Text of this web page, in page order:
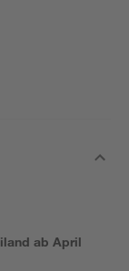
ab April